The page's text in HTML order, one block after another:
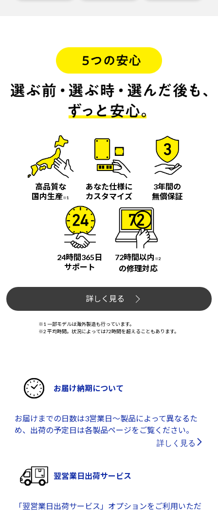
高品質な
国内生産※1
あなた仕様に
カスタマイズ
3年間の
無償保証
24時間365日
サポート
72時間以内 ※2
の修理対応
詳しく見る
※1 一部モデルは海外製造も行っています。
※2 平均時間。状況によっては72時間を超えることもあります。
お届け納期について
お届けまでの日数は3営業日～製品によって異なるた
め、出荷の予定日は各製品ページをご覧ください。
詳しく見る
翌営業日出荷サービス
「翌営業日出荷サービス」オプションをご利用いただ